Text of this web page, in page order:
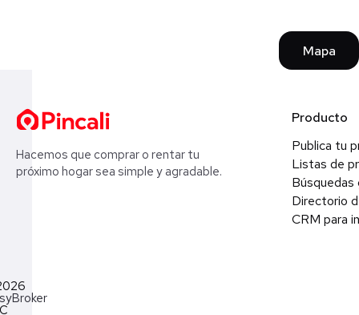
Mapa
Hacemos que comprar o rentar tu
próximo hogar sea simple y agradable.
Producto
Publica tu
Listas de
Búsquedas
Directorio
CRM para